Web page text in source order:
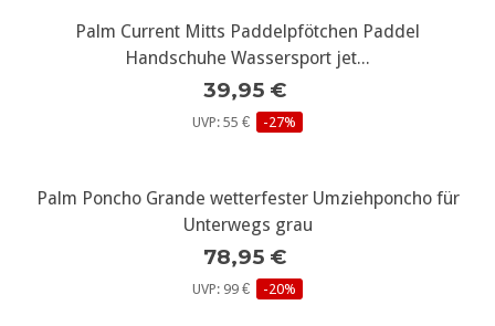
Palm Current Mitts Paddelpfötchen Paddel
Handschuhe Wassersport jet...
39,95 €
UVP: 55 € -27%
Palm Poncho Grande wetterfester Umziehponcho für
Unterwegs grau
78,95 €
UVP: 99 € -20%